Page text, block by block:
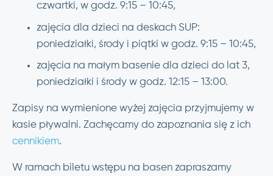
czwartki, w godz. 9:15 – 10:45,
zajęcia dla dzieci na deskach SUP:
poniedziałki, środy i piątki w godz. 9:15 – 10:45,
zajęcia na małym basenie dla dzieci do lat 3,
poniedziałki i środy w godz. 12:15 – 13:00.
Zapisy na wymienione wyżej zajęcia przyjmujemy w
kasie pływalni. Zachęcamy do zapoznania się z ich
cennikiem.
W ramach biletu wstępu na basen zapraszamy